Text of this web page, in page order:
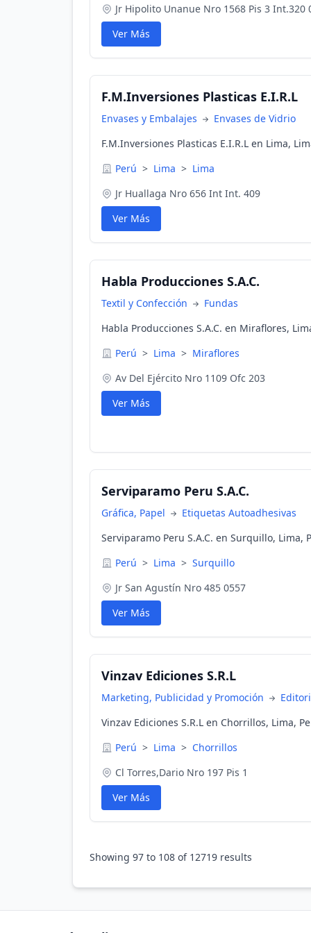
Jr Hipolito Unanue Nro 1568 Pis 3 Int.320
Ver Más
F.M.Inversiones Plasticas E.I.R.L
Envases y Embalajes
Envases de Vidrio
F.M.Inversiones Plasticas E.I.R.L en Lima,
Perú > Lima > Lima
Jr Huallaga Nro 656 Int Int. 409
Ver Más
Habla Producciones S.A.C.
Textil y Confección
Fundas
Habla Producciones S.A.C. en Miraflores,
Perú > Lima > Miraflores
Av Del Ejército Nro 1109 Ofc 203
Ver Más
Serviparamo Peru S.A.C.
Gráfica, Papel
Etiquetas Autoadhesivas
Serviparamo Peru S.A.C. en Surquillo, Lima,
Perú > Lima > Surquillo
Jr San Agustín Nro 485 0557
Ver Más
Vinzav Ediciones S.R.L
Marketing, Publicidad y Promoción
Vinzav Ediciones S.R.L en Chorrillos, Lima,
Perú > Lima > Chorrillos
Cl Torres,Dario Nro 197 Pis 1
Ver Más
Showing 97 to 108 of 12719 results